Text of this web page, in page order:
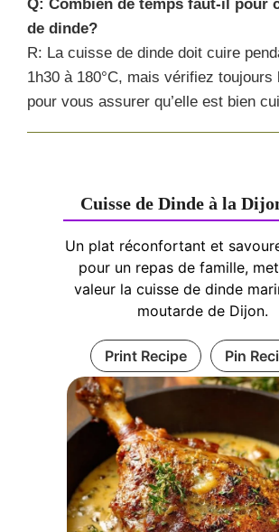
Q: Combien de temps faut-il pour
de dinde?
R: La cuisse de dinde doit cuire
1h30 à 180°C, mais vérifiez toujours
pour vous assurer qu’elle est bien
Cuisse de Dinde à la
Un plat réconfortant et
pour un repas de famille,
valeur la cuisse de dinde
moutarde de Dijon.
Print Recipe Pin